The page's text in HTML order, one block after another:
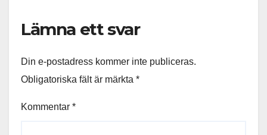
Lämna ett svar
Din e-postadress kommer inte publiceras.
Obligatoriska fält är märkta *
Kommentar *